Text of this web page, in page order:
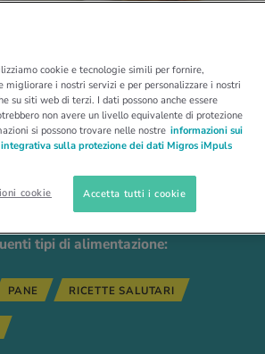
tipi di alimentazione:
PANE RICETTE SALUTARI
cookie e tecnologie simili per fornire,
migliorare i nostri servizi e per personalizzare i nostri
su siti web di terzi. I dati possono anche essere
non avere un livello equivalente di protezione
si possono trovare nelle nostre informazioni sui
sulla protezione dei dati Migros iMpuls
cookie Accetta tutti i cookie